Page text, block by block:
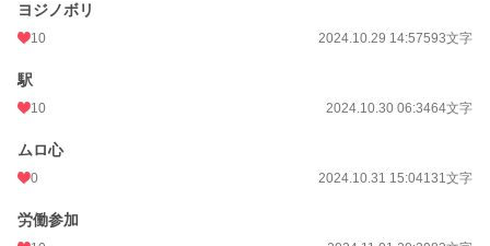
ヨジノボリ
10 2024.10.29 14:57593文字
駅
10 2024.10.30 06:3464文字
ムロ心
0 2024.10.31 15:04131文字
労働参加